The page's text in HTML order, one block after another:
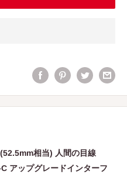
相当) 人間の目線
プグレードインターフ